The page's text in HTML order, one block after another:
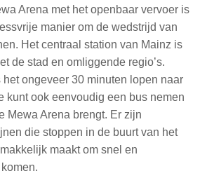
Arena met het openbaar vervoer is
manier om de wedstrijd van
Het centraal station van Mainz is
de stad en omliggende regio’s.
het ongeveer 30 minuten lopen naar
kunt ook eenvoudig een bus nemen
Mewa Arena brengt. Er zijn
die stoppen in de buurt van het
maakt om snel en